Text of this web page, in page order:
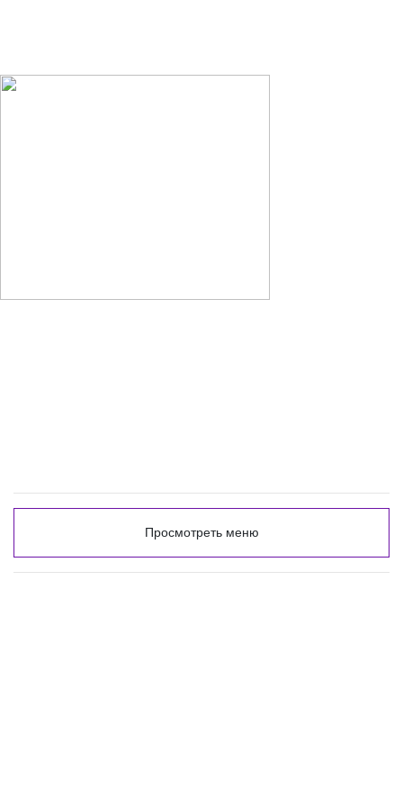
Просмотреть меню